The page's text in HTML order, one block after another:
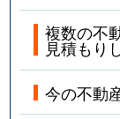
複数の不
見積もり
今の不動